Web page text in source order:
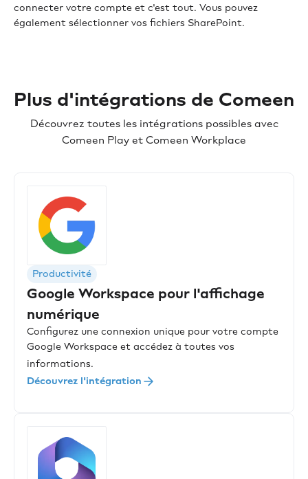
connecter votre compte et c'est tout. Vous pouvez
également sélectionner vos fichiers SharePoint.
Plus d'intégrations de Comeen
Découvrez toutes les intégrations possibles avec
Comeen Play et Comeen Workplace
Productivité
Google Workspace pour l'affichage
numérique
Configurez une connexion unique pour votre compte
Google Workspace et accédez à toutes vos
informations.
Découvrez l'intégration